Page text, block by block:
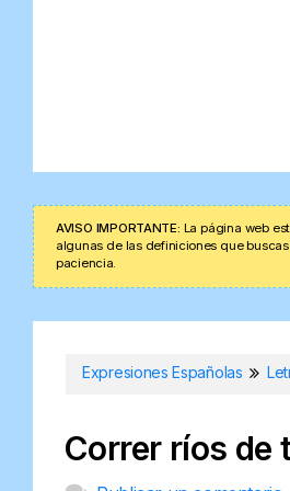
AVISO IMPORTANTE: La página web
algunas de las definiciones que
paciencia.
Expresiones Españolas
Correr ríos de